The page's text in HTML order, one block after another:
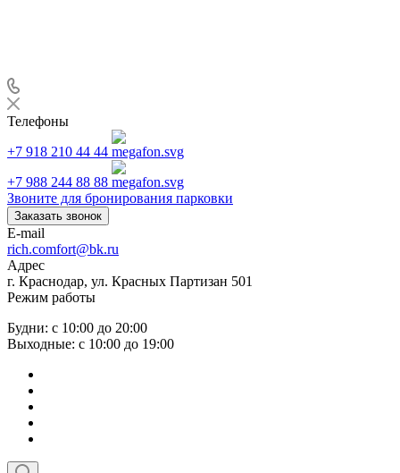
Телефоны
+7 918 210 44 44
+7 988 244 88 88
Звоните для бронирования парковки
Заказать звонок
E-mail
rich.comfort@bk.ru
Адрес
г. Краснодар, ул. Красных Партизан 501
Режим работы
Будни: с 10:00 до 20:00
Выходные: с 10:00 до 19:00